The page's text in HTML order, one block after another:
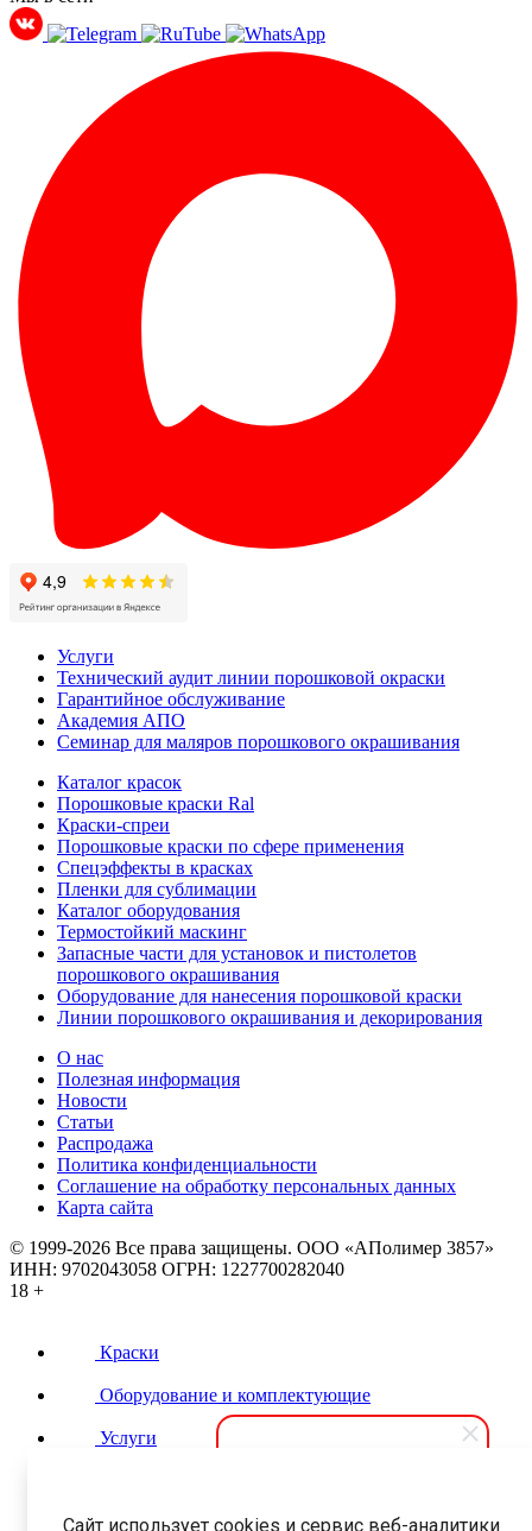
Услуги
Технический аудит линии порошковой окраски
Гарантийное обслуживание
Академия АПО
Семинар для маляров порошкового окрашивания
Каталог красок
Порошковые краски Ral
Краски-спреи
Порошковые краски по сфере применения
Спецэффекты в красках
Пленки для сублимации
Каталог оборудования
Термостойкий маскинг
Запасные части для установок и пистолетов
порошкового окрашивания
Оборудование для нанесения порошковой краски
Линии порошкового окрашивания и декорирования
О нас
Полезная информация
Новости
Статьи
Распродажа
Политика конфиденциальности
Соглашение на обработку персональных данных
Карта сайта
© 1999-2026 Все права защищены. ООО «АПолимер 3857»
ИНН: 9702043058 ОГРН: 1227700282040
18 +
Краски
Оборудование и комплектующие
Услуги
Сайт использует cookies и сервис веб-аналитики